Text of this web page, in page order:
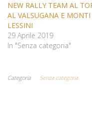
NEW RALLY TEAM AL
AL VALSUGANA E MONTI
LESSINI
29 Aprile 2019
In "Senza categoria"
Categoria Senza categoria